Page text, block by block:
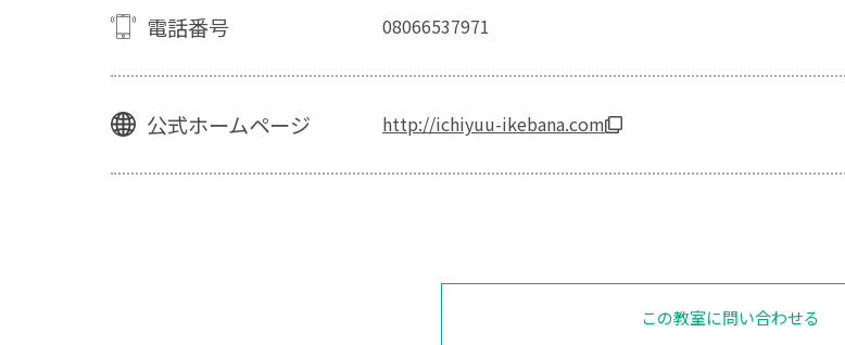
電話番号 08066537971
公式ホームページ http://ichiyuu-ikebana.com
この教室に問い合わせる